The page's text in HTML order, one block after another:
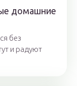
домашние
без
и радуют